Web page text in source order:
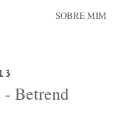
SOBRE MIM
Betrend